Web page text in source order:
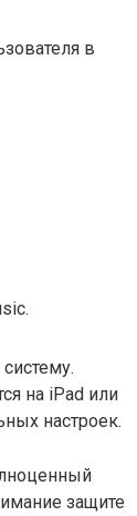
в
на iPad или
настроек.
защите